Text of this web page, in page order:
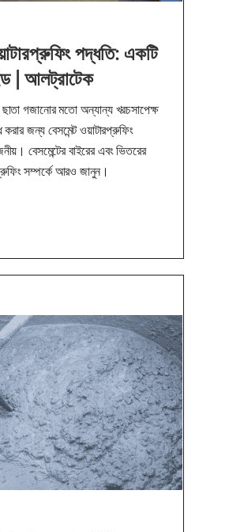
পদ্ধতি: একটি
| আলট্রাটেক
গজানোর মতো অন্যান্য খরচসাপেক্ষ
জন্য বেসমেন্ট ওয়াটারপ্রুফিং
বেসমেন্টের বাইরের এবং ভিতরের
সম্পর্কে আরও জানুন।